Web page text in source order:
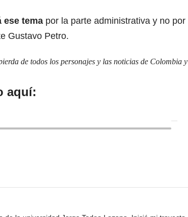
ese tema por la parte administrativa y no por
Gustavo Petro.
de todos los personajes y las noticias de Colombia y
aquí: